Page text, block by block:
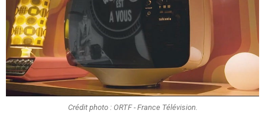
Crédit photo : ORTF - France Télévision.